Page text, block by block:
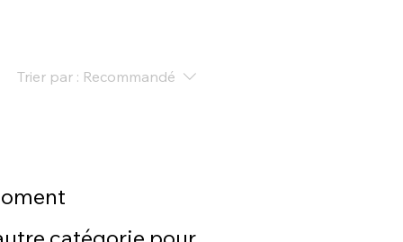
Trier par : Recommandé